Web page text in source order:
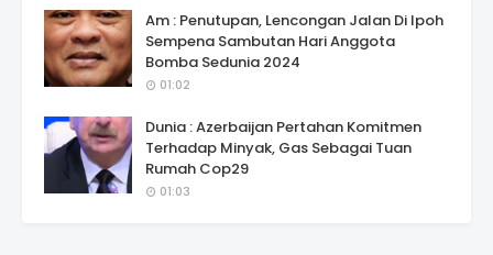
Am : Penutupan, Lencongan Jalan Di Ipoh
Sempena Sambutan Hari Anggota
Bomba Sedunia 2024
01:02
Dunia : Azerbaijan Pertahan Komitmen
Terhadap Minyak, Gas Sebagai Tuan
Rumah Cop29
01:03